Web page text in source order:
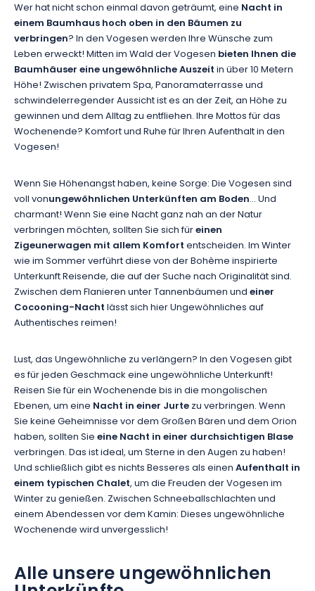
Wer hat nicht schon einmal davon geträumt, eine Nacht in
einem Baumhaus hoch oben in den Bäumen zu
verbringen? In den Vogesen werden Ihre Wünsche zum
Leben erweckt! Mitten im Wald der Vogesen bieten Ihnen die
Baumhäuser eine ungewöhnliche Auszeitin über 10 Metern
Höhe! Zwischen privatem Spa, Panoramaterrasse und
schwindelerregender Aussicht ist es an der Zeit, an Höhe zu
gewinnen und dem Alltag zu entfliehen. Ihre Mottos für das
Wochenende? Komfort und Ruhe für Ihren Aufenthalt in den
Vogesen!
Wenn Sie Höhenangst haben, keine Sorge: Die Vogesen sind
voll vonungewöhnlichen Unterkünften am Boden... Und
charmant! Wenn Sie eine Nacht ganz nah an der Natur
verbringen möchten, sollten Sie sich füreinen
Zigeunerwagen mit allem Komfortentscheiden. Im Winter
wie im Sommer verführt diese von der Bohème inspirierte
Unterkunft Reisende, die auf der Suche nach Originalität sind.
Zwischen dem Flanieren unter Tannenbäumen undeiner
Cocooning-Nachtlässt sich hier Ungewöhnliches auf
Authentisches reimen!
Lust, das Ungewöhnliche zu verlängern? In den Vogesen gibt
es für jeden Geschmack eine ungewöhnliche Unterkunft!
Reisen Sie für ein Wochenende bis in die mongolischen
Ebenen, um eine Nacht in einer Jurtezu verbringen. Wenn
Sie keine Geheimnisse vor dem Großen Bären und dem Orion
haben, sollten Sieeine Nacht in einer durchsichtigen Blase
verbringen. Das ist ideal, um Sterne in den Augen zu haben!
Und schließlich gibt es nichts Besseres als einenAufenthalt in
einem typischen Chalet, um die Freuden der Vogesen im
Winter zu genießen. Zwischen Schneeballschlachten und
einem Abendessen vor dem Kamin: Dieses ungewöhnliche
Wochenende wird unvergesslich!
Alle unsere ungewöhnlichen